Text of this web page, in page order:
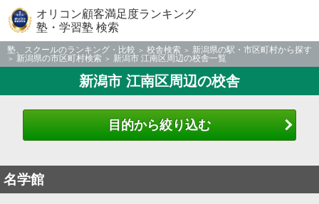
オリコン顧客満足度ランキング
塾・学習塾 検索
塾、スクールのランキング・比較 校舎検索
新潟県の駅・市区町村から探す
新潟県の市区町村検索
新潟市 江南区周辺の校舎一覧
新潟市 江南区周辺の校舎
目的から絞り込む
名学館